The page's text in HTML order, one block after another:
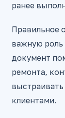
ранее
Правильное
важную роль
документ
ремонта,
клиентами.